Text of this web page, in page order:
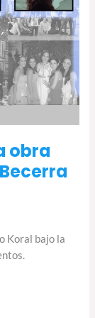
obra
Koral bajo la